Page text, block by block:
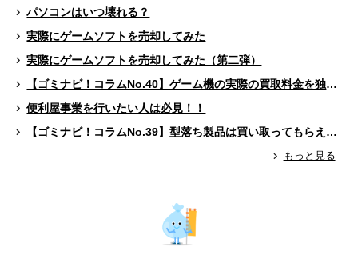
パソコンはいつ壊れる？
実際にゲームソフトを売却してみた
実際にゲームソフトを売却してみた（第二弾）
【ゴミナビ！コラムNo.40】ゲーム機の実際の買取料金を独自調査！！
便利屋事業を行いたい人は必見！！
【ゴミナビ！コラムNo.39】型落ち製品は買い取ってもらえる？（ゲームソフト編）
もっと見る